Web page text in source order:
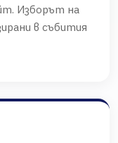
Изборът на
в събития